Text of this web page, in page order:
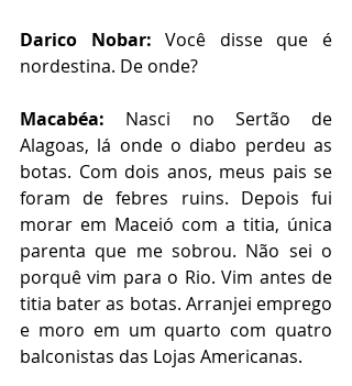
Darico Nobar: Você disse que é
nordestina. De onde?
Macabéa: Nasci no Sertão de
Alagoas, lá onde o diabo perdeu as
botas. Com dois anos, meus pais se
foram de febres ruins. Depois fui
morar em Maceió com a titia, única
parenta que me sobrou. Não sei o
porquê vim para o Rio. Vim antes de
titia bater as botas. Arranjei emprego
e moro em um quarto com quatro
balconistas das Lojas Americanas.